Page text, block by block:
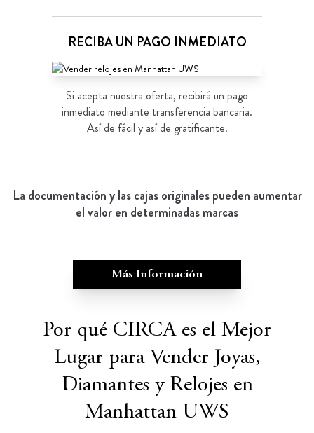
RECIBA UN PAGO INMEDIATO
Si acepta nuestra oferta, recibirá un pago
inmediato mediante transferencia bancaria.
Así de fácil y así de gratificante.
La documentación y las cajas originales pueden aumentar
el valor en determinadas marcas
Más Información
Por qué CIRCA es el Mejor
Lugar para Vender Joyas,
Diamantes y Relojes en
Manhattan UWS